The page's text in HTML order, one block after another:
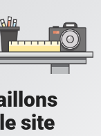
site